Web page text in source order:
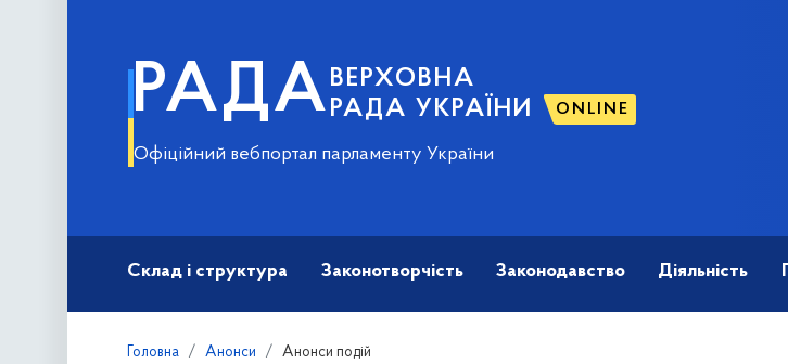
РАДА ВЕРХОВНА
РАДА УКРАЇНИ
ONLINE
Офіційний вебпортал парламенту України
Склад і структура Законотворчість Законодавство Діяльність
Головна Анонси Анонси подій